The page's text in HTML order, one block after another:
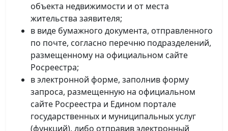
объекта недвижимости и от места
жительства заявителя;
в виде бумажного документа, отправленного
по почте, согласно перечню подразделений,
размещенному на официальном сайте
Росреестра;
в электронной форме, заполнив форму
запроса, размещенную на официальном
сайте Росреестра и Едином портале
государственных и муниципальных услуг
(функций), либо отправив электронный